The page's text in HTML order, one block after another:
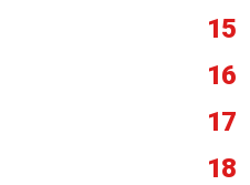
15
16
17
18